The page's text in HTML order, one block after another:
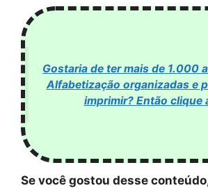
Gostaria de ter mais de 1.000
Alfabetização organizadas e
imprimir? Então clique
Se você gostou desse